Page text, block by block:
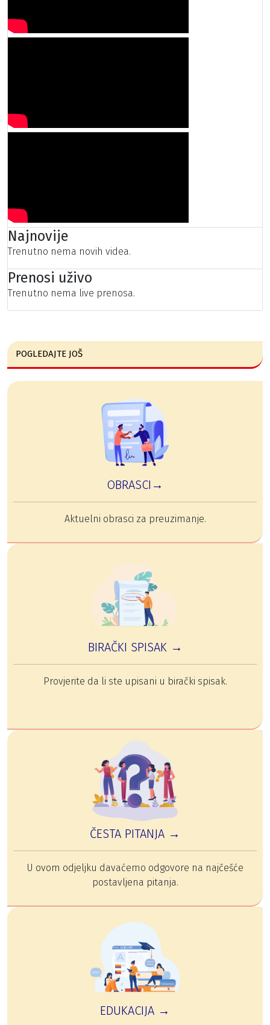
Najnovije
Trenutno nema novih videa.
Prenosi uživo
Trenutno nema live prenosa.
POGLEDAJTE JOŠ
OBRASCI→
Aktuelni obrasci za preuzimanje.
BIRAČKI SPISAK →
Provjerite da li ste upisani u birački spisak.
ČESTA PITANJA →
U ovom odjeljku davaćemo odgovore na najčešće
postavljena pitanja.
EDUKACIJA →